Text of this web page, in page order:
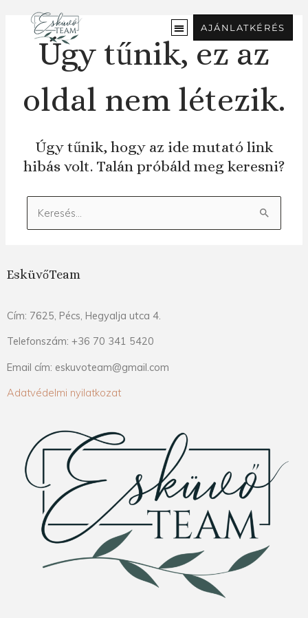
tartalomra
AJÁNLATKÉRÉS
Úgy tűnik, ez az
oldal nem létezik.
Úgy tűnik, hogy az ide mutató link
hibás volt. Talán próbáld meg keresni?
Keresés:
EsküvőTeam
Cím: 7625, Pécs, Hegyalja utca 4.
Telefonszám: +36 70 341 5420
Email cím: eskuvoteam@gmail.com
Adatvédelmi nyilatkozat